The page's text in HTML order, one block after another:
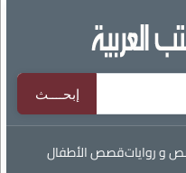
و رواياتقصص الأطفال